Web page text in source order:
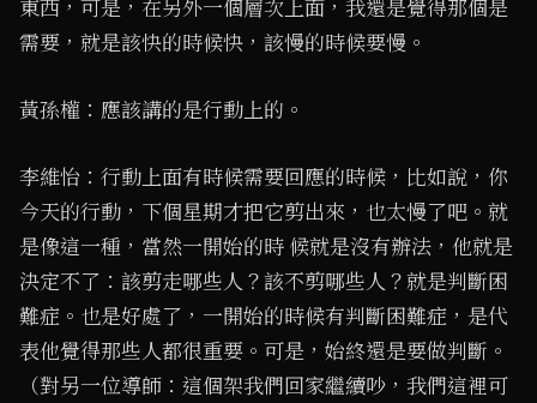
東西，可是，在另外一個層次上面，我還是覺得那個是
需要，就是該快的時候快，該慢的時候要慢。
黃孫權：應該講的是行動上的。
李維怡：行動上面有時候需要回應的時候，比如說，你
今天的行動，下個星期才把它剪出來，也太慢了吧。就
是像這一種，當然一開始的時 候就是沒有辦法，他就是
決定不了：該剪走哪些人？該不剪哪些人？就是判斷困
難症。也是好處了，一開始的時候有判斷困難症，是代
表他覺得那些人都很重要。可是，始終還是要做判斷。
（對另一位導師：這個架我們回家繼續吵，我們這裡可